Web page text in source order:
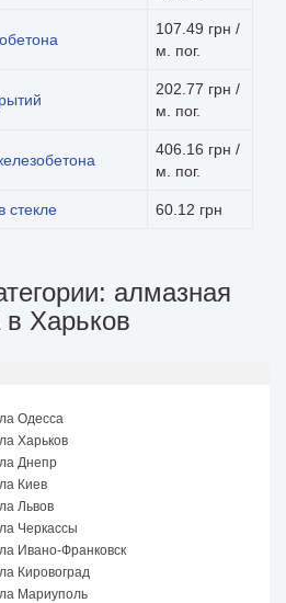
107.49 грн /
м. пог.
202.77 грн /
м. пог.
406.16 грн /
м. пог.
стекле 60.12 грн
алмазная
в Харьков
Одесса
Харьков
Днепр
Киев
Львов
Черкассы
Ивано-Франковск
Кировоград
Мариуполь